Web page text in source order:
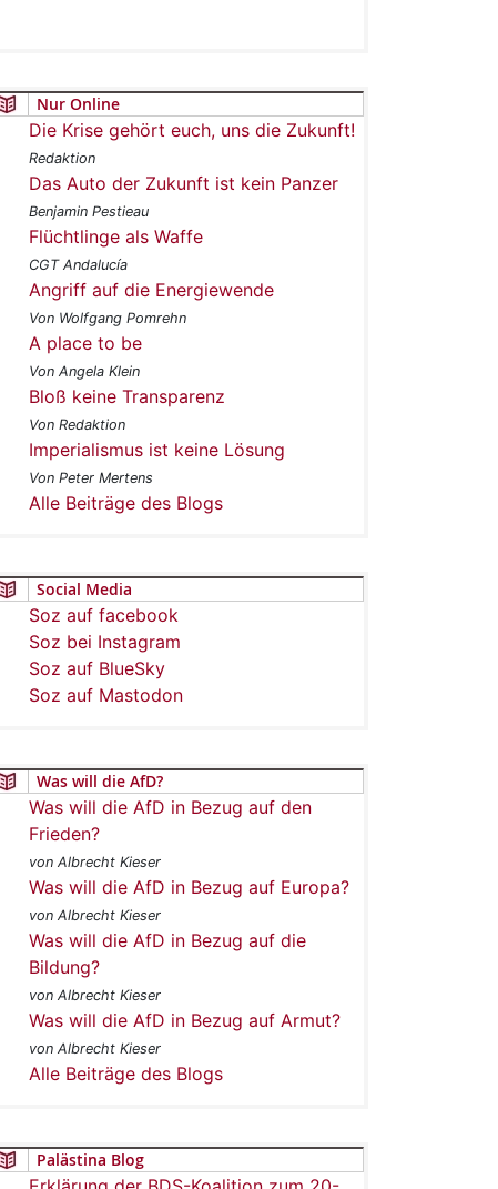
Nur Online
Die Krise gehört euch, uns die Zukunft!
Redaktion
Das Auto der Zukunft ist kein Panzer
Benjamin Pestieau
Flüchtlinge als Waffe
CGT Andalucía
Angriff auf die Energiewende
Von Wolfgang Pomrehn
A place to be
Von Angela Klein
Bloß keine Transparenz
Von Redaktion
Imperialismus ist keine Lösung
Von Peter Mertens
Alle Beiträge des Blogs
Social Media
Soz auf facebook
Soz bei Instagram
Soz auf BlueSky
Soz auf Mastodon
Was will die AfD?
Was will die AfD in Bezug auf den
Frieden?
von Albrecht Kieser
Was will die AfD in Bezug auf Europa?
von Albrecht Kieser
Was will die AfD in Bezug auf die
Bildung?
von Albrecht Kieser
Was will die AfD in Bezug auf Armut?
von Albrecht Kieser
Alle Beiträge des Blogs
Palästina Blog